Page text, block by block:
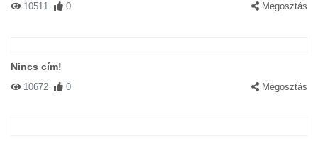
10511 0 Megosztás
Nincs cím!
10672 0 Megosztás